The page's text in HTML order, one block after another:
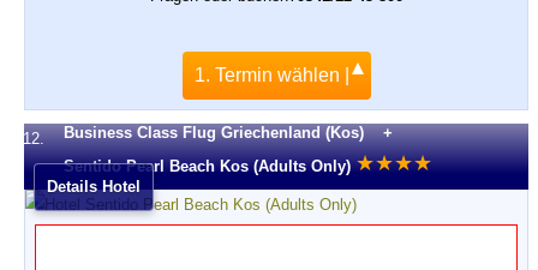
1. Termin wählen |
12.
Business Class Flug Griechenland (Kos) +
Sentido Pearl Beach Kos (Adults Only) ★★★★
Details Hotel